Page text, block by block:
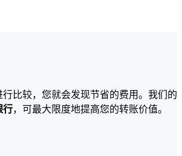
比较，您就会发现节省的费用。我们的
行，可最大限度地提高您的转账价值。